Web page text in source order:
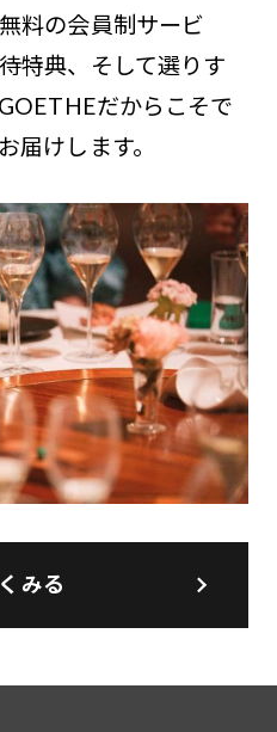
料の会員制サービ
特典、そして選りす
だからこそで
届けします。
みる